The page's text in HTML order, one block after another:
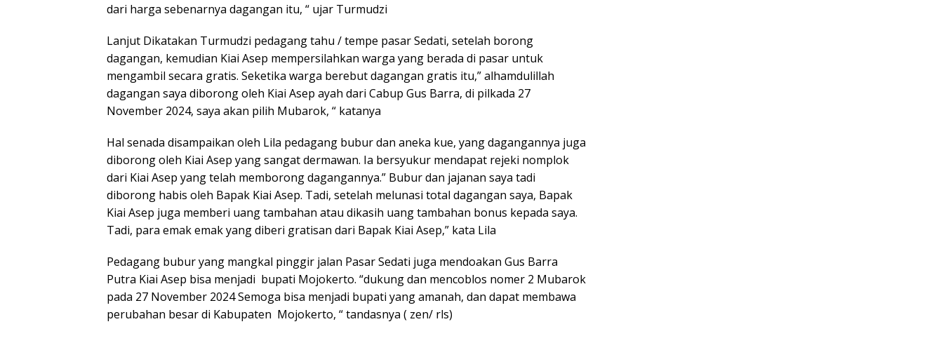
dari harga sebenarnya dagangan itu, “ ujar Turmudzi
Lanjut Dikatakan Turmudzi pedagang tahu / tempe pasar Sedati, setelah borong
dagangan, kemudian Kiai Asep mempersilahkan warga yang berada di pasar untuk
mengambil secara gratis. Seketika warga berebut dagangan gratis itu,” alhamdulillah
dagangan saya diborong oleh Kiai Asep ayah dari Cabup Gus Barra, di pilkada 27
November 2024, saya akan pilih Mubarok, “ katanya
Hal senada disampaikan oleh Lila pedagang bubur dan aneka kue, yang dagangannya juga
diborong oleh Kiai Asep yang sangat dermawan. Ia bersyukur mendapat rejeki nomplok
dari Kiai Asep yang telah memborong dagangannya.” Bubur dan jajanan saya tadi
diborong habis oleh Bapak Kiai Asep. Tadi, setelah melunasi total dagangan saya, Bapak
Kiai Asep juga memberi uang tambahan atau dikasih uang tambahan bonus kepada saya.
Tadi, para emak emak yang diberi gratisan dari Bapak Kiai Asep,” kata Lila
Pedagang bubur yang mangkal pinggir jalan Pasar Sedati juga mendoakan Gus Barra
Putra Kiai Asep bisa menjadi bupati Mojokerto. “dukung dan mencoblos nomer 2 Mubarok
pada 27 November 2024 Semoga bisa menjadi bupati yang amanah, dan dapat membawa
perubahan besar di Kabupaten Mojokerto, “ tandasnya ( zen/ rls)